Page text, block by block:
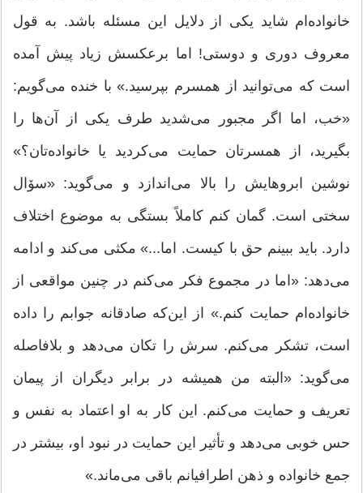
خانواده‌ام شاید یکی از دلایل این مسئله باشد. به قول
معروف دوری و دوستی! اما برعکسش زیاد پیش آمده
است که می‌توانید از همسرم بپرسید.» با خنده می‌گویم:
«خب، اما اگر مجبور می‌شدید طرف یکی از آن‌ها را
بگیرید، از همسرتان حمایت می‌کردید یا خانواده‌‌تان؟»
نوشین ابروهایش را بالا می‌اندازد و می‌گوید: «سۆال
سختی است. گمان کنم کاملاً بستگی به موضوع اختلاف
دارد. باید ببینم حق با کیست. اما...» مکثی می‌کند و ادامه
می‌دهد: «اما در مجموع فکر می‌کنم در چنین مواقعی از
خانواده‌ام حمایت کنم.» از این‌که صادقانه جوابم را داده
است، تشکر می‌کنم. سرش را تکان می‌دهد و بلافاصله
می‌گوید: «البته من همیشه در برابر دیگران از پیمان
تعریف و حمایت می‌کنم. این کار به او اعتماد به نفس و
حس خوبی می‌دهد و تأثیر این حمایت در نبود او، بیشتر در
جمع خانواده و ذهن اطرافیانم باقی می‌‌ماند.»